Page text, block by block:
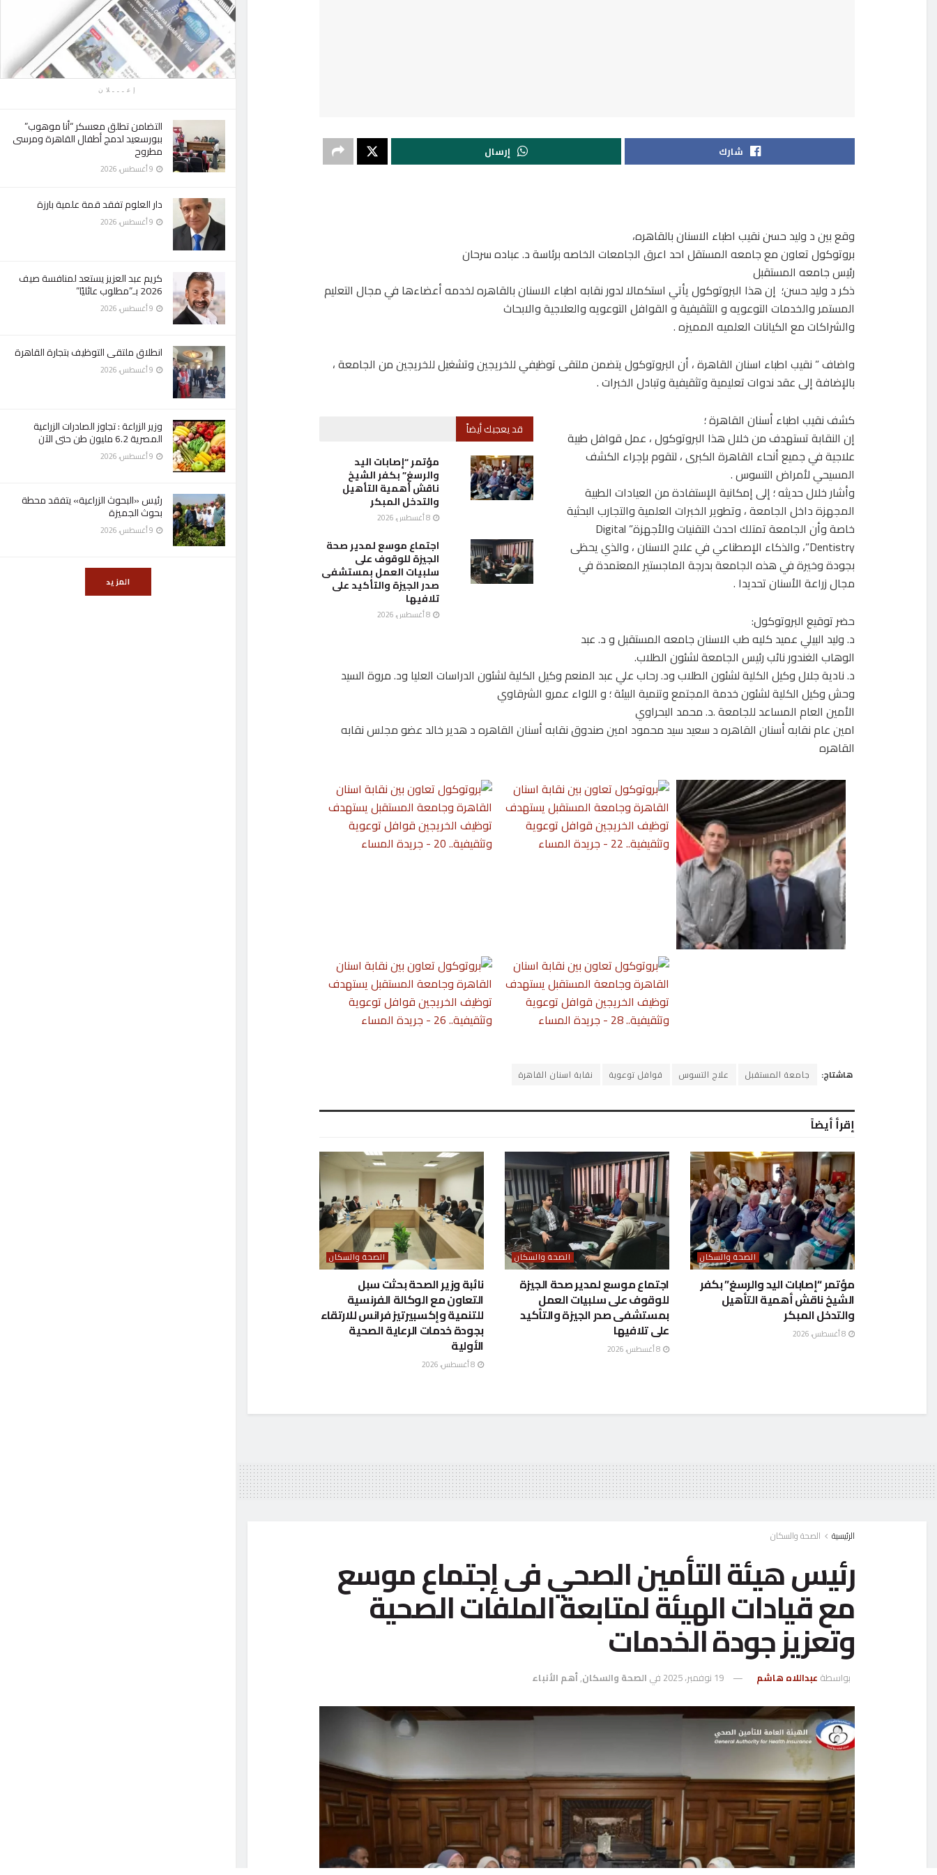
إعـــلان
التضامن تطلق معسكر “أنا موهوب”
ببورسعيد لدمج أطفال القاهرة ومرسى
مطروح
دار العلوم تفقد قمة علمية بارزة
كريم عبد العزيز يستعد لمنافسة صيف
2026 بـ”مطلوب عائليًا”
انطلاق ملتقى التوظيف بتجارة القاهرة
وزير الزراعة : تجاوز الصادرات الزراعية
المصرية 6.2 مليون طن حتى الآن
رئيس «البحوث الزراعية» يتفقد محطة
بحوث الجميزة
المزيد
شارك إرسال
وقع بين د وليد حسن نقيب اطباء الاسنان بالقاهره،
بروتوكول تعاون مع جامعه المستقل احد اعرق الجامعات الخاصه برئاسة د. عباده سرحان
رئيس جامعه المستقبل
ذكر د وليد حسن؛ إن هذا البروتوكول يأتي استكمالا لدور نقابه اطباء الاسنان بالقاهره لخدمه أعضاءها في مجال التعليم
المستمر والخدمات التوعويه و التثقيفية و القوافل التوعويه والعلاجية والابحاث
والشراكات مع الكيانات العلميه المميزه .
واضاف ” نقيب اطباء اسنان القاهرة ، أن البروتوكول يتضمن ملتقى توظيفي للخريجين وتشغيل للخريجين من الجامعة ،
بالإضافة إلى عقد ندوات تعليمية وتثقيفية وتبادل الخبرات .
قد يعجبك أيضاً
مؤتمر “إصابات اليد
والرسغ” بكفر الشيخ
ناقش أهمية التأهيل
والتدخل المبكر
اجتماع موسع لمدير صحة
الجيزة للوقوف على
سلبيات العمل بمستشفى
صدر الجيزة والتأكيد على
تلافيها
كشف نقيب اطباء أسنان القاهرة ؛
إن النقابة تستهدف من خلال هذا البروتوكول ، عمل قوافل طبية
علاجية في جميع أنحاء القاهرة الكبرى ، لتقوم بإجراء الكشف
المسيحي لأمراض التسوس .
وأشار خلال حديثه ؛ إلى إمكانية الإستفادة من العيادات الطبية
المجهزة داخل الجامعة ، وتطوير الخبرات العلمية والتجارب البحثية
خاصة وأن الجامعة تمتلك احدث التقنيات والأجهزة” Digital
Dentistry”، والذكاء الإصطناعي في علاج الاسنان ، والذي يحظى
بجودة وخيرة في هذه الجامعة بدرجة الماجستير المعتمدة في
مجال زراعة الأسنان تحديدا .
حضر توقيع البروتوكول:
د. وليد البيلي عميد كليه طب الاسنان جامعه المستقبل و د. عبد
الوهاب الغندور نائب رئيس الجامعة لشئون الطلاب.
د. نادية جلال وكيل الكلية لشئون الطلاب ود. رحاب علي عبد المنعم وكيل الكلية لشئون الدراسات العليا ود. مروة السيد
وحش وكيل الكلية لشئون خدمة المجتمع وتنمية البيئة ؛ و اللواء عمرو الشرقاوي
الأمين العام المساعد للجامعة .د. محمد البحراوي
امين عام نقابه أسنان القاهره د سعيد سيد محمود امين صندوق نقابه أسنان القاهره د هدير خالد عضو مجلس نقابه
القاهره
هاشتاج: جامعة المستقبل علاج التسوس قوافل توعوية نقابة اسنان القاهرة
إقرأ أيضاً
الصحة والسكان
مؤتمر “إصابات اليد والرسغ” بكفر
الشيخ ناقش أهمية التأهيل
والتدخل المبكر
الصحة والسكان
اجتماع موسع لمدير صحة الجيزة
للوقوف على سلبيات العمل
بمستشفى صدر الجيزة والتأكيد
على تلافيها
الصحة والسكان
نائبة وزير الصحة بحثت سبل
التعاون مع الوكالة الفرنسية
للتنمية وإكسبيرتيز فرانس للارتقاء
بجودة خدمات الرعاية الصحية
الأولية
الرئيسية الصحة والسكان
رئيس هيئة التأمين الصحي فى إجتماع موسع
مع قيادات الهيئة لمتابعة الملفات الصحية
وتعزيز جودة الخدمات
بواسطة عبداللاه هاشم 19 نوفمبر، 2025 في الصحة والسكان,أهم الأنباء